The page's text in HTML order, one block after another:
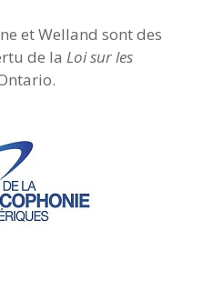
et Welland sont des
de la Loi sur les